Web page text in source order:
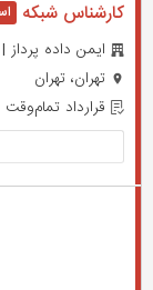
کارشناس شبکه
ایمن داده پرداز | Iemen Dade Pardaz
تهران، تهران
قرارداد تمام‌وقت